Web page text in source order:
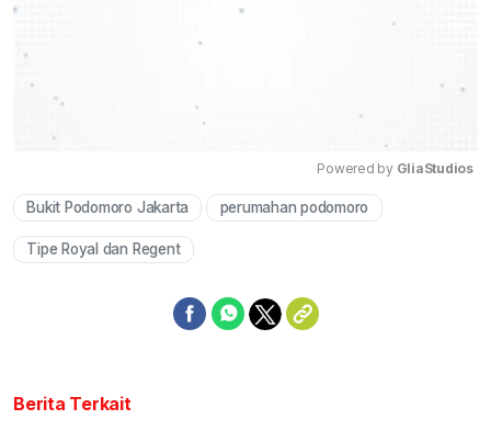
Powered by GliaStudios
Bukit Podomoro Jakarta perumahan podomoro
Tipe Royal dan Regent
Berita Terkait